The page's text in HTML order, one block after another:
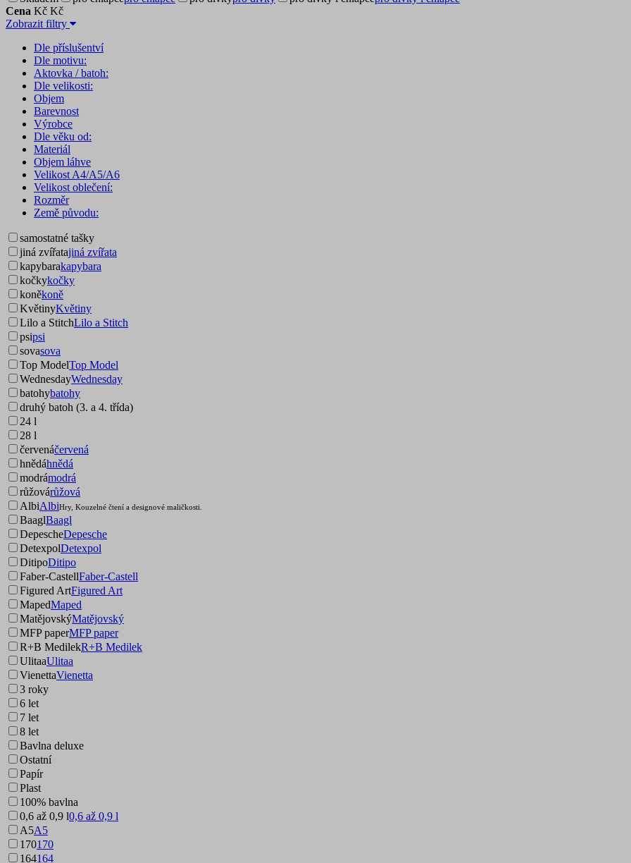
Cena Kč Kč
Zobrazit filtry
Dle příslušentví
Dle motivu:
Aktovka / batoh:
Dle velikosti:
Objem
Barevnost
Výrobce
Dle věku od:
Materiál
Objem láhve
Velikost A4/A5/A6
Velikost oblečení:
Rozměr
Země původu:
samostatné tašky
jiná zvířatajiná zvířata
kapybarakapybara
kočkykočky
koněkoně
KvětinyKvětiny
Lilo a StitchLilo a Stitch
psipsi
sovasova
Top ModelTop Model
WednesdayWednesday
batohybatohy
druhý batoh (3. a 4. třída)
24 l
28 l
červenáčervená
hnědáhnědá
modrámodrá
růžovárůžová
AlbiAlbiHry, Kouzelné čtení a designové maličkosti.
BaaglBaagl
DepescheDepesche
DetexpolDetexpol
DitipoDitipo
Faber-CastellFaber-Castell
Figured ArtFigured Art
MapedMaped
MatějovskýMatějovský
MFP paperMFP paper
R+B MedilekR+B Medilek
UlitaaUlitaa
VienettaVienetta
3 roky
6 let
7 let
8 let
Bavlna deluxe
Ostatní
Papír
Plast
100% bavlna
0,6 až 0,9 l0,6 až 0,9 l
A5A5
170170
164164